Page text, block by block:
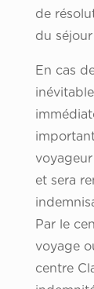
de
du
En cas
et sera
Par le
voyage
centre